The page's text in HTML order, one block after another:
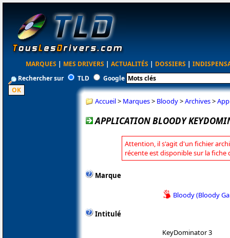
MARQUES | MES DRIVERS | ACTUALITÉS | DOSSIERS |
Rechercher sur
TLD Google
Accueil> Marques> Bloody>Archives>
APPLICATION BLOODY
Attention, il s'agit d'un fichier
récente est disponible sur la fiche
Marque
Bloody (Bloody
Intitulé
KeyDominator 3